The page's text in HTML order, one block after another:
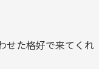
せた格好で来てくれ